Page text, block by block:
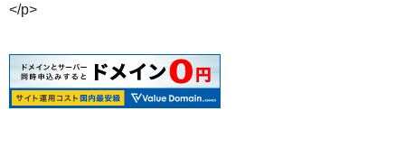
</p>